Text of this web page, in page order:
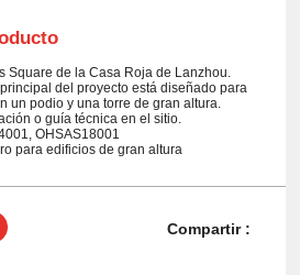
Square de la Casa Roja de Lanzhou.
del proyecto está diseñado para
un podio y una torre de gran altura.
o guía técnica en el sitio.
OHSAS18001
para edificios de gran altura
Compartir :